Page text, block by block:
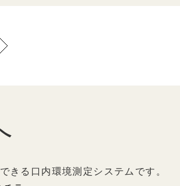
きる口内環境測定システムです。